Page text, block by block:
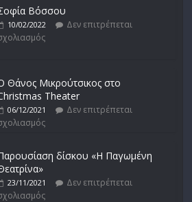
Βόσσου
10/02/2022
Δεν επιτρέπεται
Θάνος Μικρούτσικος στο
Theater
06/12/2021
Δεν επιτρέπεται
δίσκου «Η Παγωμένη
23/11/2021
Δεν επιτρέπεται